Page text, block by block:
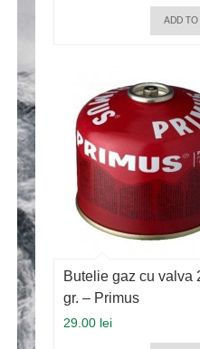
ADD TO
Butelie gaz cu valva
gr. – Primus
29.00 lei